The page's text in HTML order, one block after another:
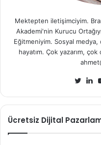
Mektepten iletişimciyim.
Akademi'nin Kurucu
Eğitmeniyim. Sosyal
hayatım. Çok yazarım,
Ücretsiz Dijital